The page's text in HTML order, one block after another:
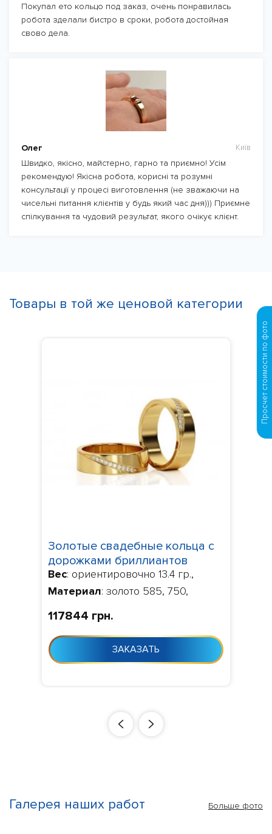
Покупал ето кольцо под заказ, очень понравилась
робота зделали бистро в сроки, робота достойная
свово дела.
Олег Київ
Швидко, якісно, майстерно, гарно та приємно! Усім
рекомендую! Якісна робота, корисні та розумні
консультації у процесі виготовлення (не зважаючи на
чисельні питання клієнтів у будь який час дня))) Приємне
спілкування та чудовий результат, якого очікує клієнт.
Товары в той же ценовой категории
Золотые свадебные кольца с
дорожками бриллиантов
1924506
Вес: ориентировочно 13.4 гр.,
Материал: золото 585, 750,
VVS1/VVS2,
Изготовление 10-24 дня с момента
заказа
117844 грн.
ЗАКАЗАТЬ
Галерея наших работ Больше фото
Просчет стоимости по фото